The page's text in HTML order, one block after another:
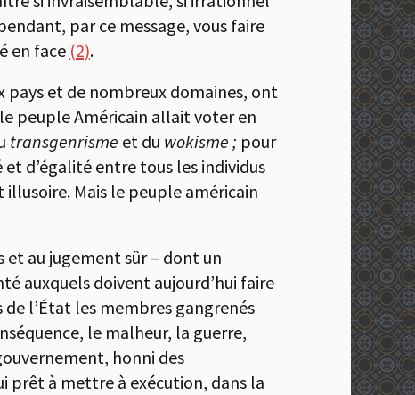
par ce message, vous faire
en face (2).
pays et de nombreux domaines, ont
peuple Américain allait voter en
transgenrisme et du wokisme ; pour
d’égalité entre tous les individus
Mais le peuple américain
et au jugement sûr – dont un
auxquels doivent aujourd’hui faire
l’État les membres gangrenés
le malheur, la guerre,
honni des
prêt à mettre à exécution, dans la